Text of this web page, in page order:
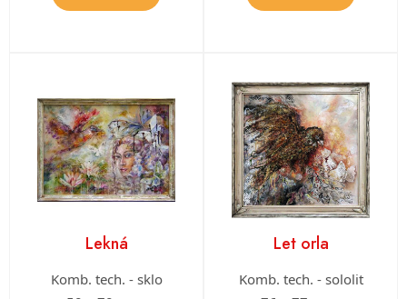
Lekná
Komb. tech. - sklo
Let orla
Komb. tech. - sololit